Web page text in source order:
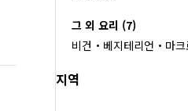
그 외 요리 (7)
비건・베지테리언・마
지역